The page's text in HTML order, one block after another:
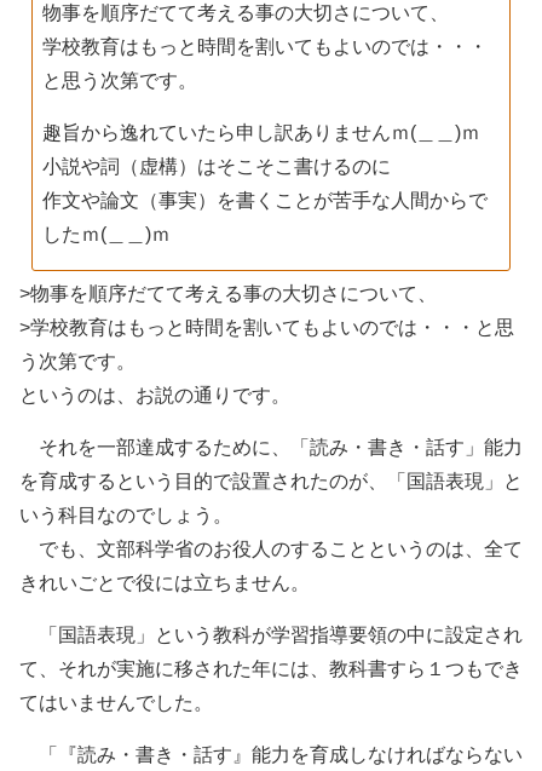
物事を順序だてて考える事の大切さについて、
学校教育はもっと時間を割いてもよいのでは・・・
と思う次第です。
趣旨から逸れていたら申し訳ありませんｍ(＿＿)ｍ
小説や詞（虚構）はそこそこ書けるのに
作文や論文（事実）を書くことが苦手な人間からで
したｍ(＿＿)ｍ
>物事を順序だてて考える事の大切さについて、
>学校教育はもっと時間を割いてもよいのでは・・・と思
う次第です。
というのは、お説の通りです。
それを一部達成するために、「読み・書き・話す」能力
を育成するという目的で設置されたのが、「国語表現」と
いう科目なのでしょう。
でも、文部科学省のお役人のすることというのは、全て
きれいごとで役には立ちません。
「国語表現」という教科が学習指導要領の中に設定され
て、それが実施に移された年には、教科書すら１つもでき
てはいませんでした。
「『読み・書き・話す』能力を育成しなければならない